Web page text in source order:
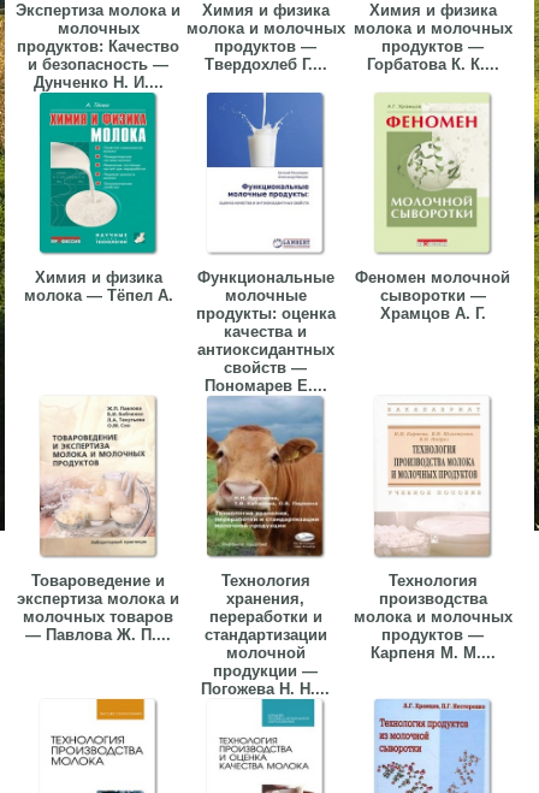
Экспертиза молока и
молочных
продуктов: Качество
и безопасность —
Дунченко Н. И....
Химия и физика
молока и молочных
продуктов —
Твердохлеб Г....
Химия и физика
молока и молочных
продуктов —
Горбатова К. К....
Химия и физика
молока — Тёпел А.
Функциональные
молочные
продукты: оценка
качества и
антиоксидантных
свойств —
Пономарев Е....
Феномен молочной
сыворотки —
Храмцов А. Г.
Товароведение и
экспертиза молока и
молочных товаров
— Павлова Ж. П....
Технология
хранения,
переработки и
стандартизации
молочной
продукции —
Погожева Н. Н....
Технология
производства
молока и молочных
продуктов —
Карпеня М. М....